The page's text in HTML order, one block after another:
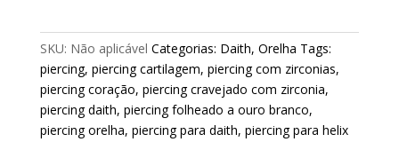
SKU: Não aplicável Categorias: Daith, Orelha Tags:
piercing, piercing cartilagem, piercing com zirconias,
piercing coração, piercing cravejado com zirconia,
piercing daith, piercing folheado a ouro branco,
piercing orelha, piercing para daith, piercing para helix